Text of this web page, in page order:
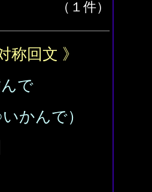
（１件）
称回文 》
で
かんで）